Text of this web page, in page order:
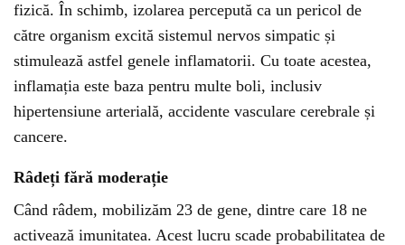
fizică. În schimb, izolarea percepută ca un pericol de
către organism excită sistemul nervos simpatic și
stimulează astfel genele inflamatorii. Cu toate acestea,
inflamația este baza pentru multe boli, inclusiv
hipertensiune arterială, accidente vasculare cerebrale și
cancere.
Râdeți fără moderație
Când râdem, mobilizăm 23 de gene, dintre care 18 ne
activează imunitatea. Acest lucru scade probabilitatea de